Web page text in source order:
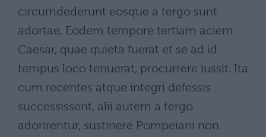
circumdederunt eosque a tergo sunt
adortae. Eodem tempore tertiam aciem
Caesar, quae quieta fuerat et se ad id
tempus loco tenuerat, procurrere iussit. Ita
cum recentes atque integri defessis
successissent, alii autem a tergo
adorirentur, sustinere Pompeiani non